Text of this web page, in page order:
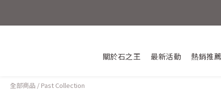
💎新朋友
關於石之王 最新活動 熱銷推薦
全部商品 / Past Collection